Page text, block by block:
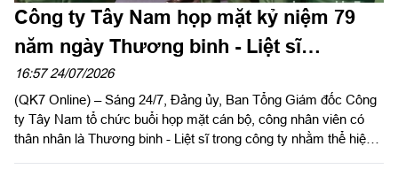
Công ty Tây Nam họp mặt kỷ niệm 79
năm ngày Thương binh - Liệt sĩ
(27/7/1947 – 27/7/2026)
16:57 24/07/2026
(QK7 Online) – Sáng 24/7, Đảng ủy, Ban Tổng Giám đốc Công
ty Tây Nam tổ chức buổi họp mặt cán bộ, công nhân viên có
thân nhân là Thương binh - Liệt sĩ trong công ty nhằm thể hiện